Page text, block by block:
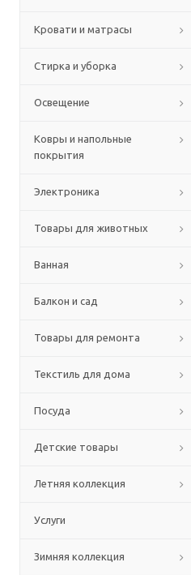
Кровати и матрасы
Стирка и уборка
Освещение
Ковры и напольные
покрытия
Электроника
Товары для животных
Ванная
Балкон и сад
Товары для ремонта
Текстиль для дома
Посуда
Детские товары
Летняя коллекция
Услуги
Зимняя коллекция